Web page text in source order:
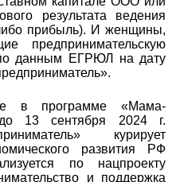
результата ведения
прибыль). И женщины,
предпринимательскую
данным ЕГРЮЛ на дату
в программе «Мама-
13 сентября 2024 г.
курирует
развития РФ
по нацпроекту
и поддержка